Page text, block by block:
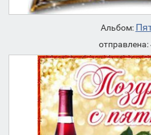
Альбом:
отправлена: